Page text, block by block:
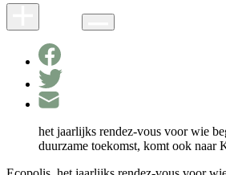
het jaarlijks rendez-vous voor wie
duurzame toekomst, komt ook naar